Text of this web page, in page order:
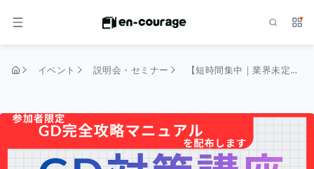
メニュー サ
イベント 説明会・セミナー 【短時間集中｜業界未定OK】選考を勝ち抜くためのGD対策講座